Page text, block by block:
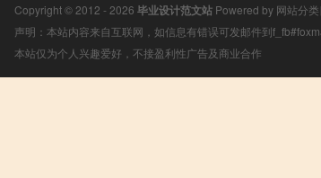
Copyright © 2012 - 2026 毕业设计范文站 Powered by 网站分
声明：本站内容来自互联网，如信息有错误可发邮件到
本站仅为个人兴趣爱好，不接盈利性广告及商业合作